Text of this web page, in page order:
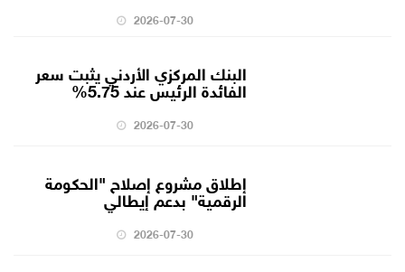
2026-07-30
البنك المركزي الأردني يثبت سعر
الفائدة الرئيس عند 5.75%
2026-07-30
إطلاق مشروع إصلاح "الحكومة
الرقمية" بدعم إيطالي
2026-07-30